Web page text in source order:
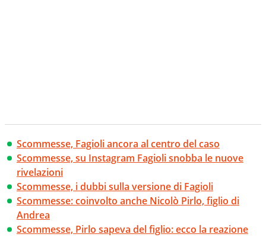
Scommesse, Fagioli ancora al centro del caso
Scommesse, su Instagram Fagioli snobba le nuove
rivelazioni
Scommesse, i dubbi sulla versione di Fagioli
Scommesse: coinvolto anche Nicolò Pirlo, figlio di
Andrea
Scommesse, Pirlo sapeva del figlio: ecco la reazione